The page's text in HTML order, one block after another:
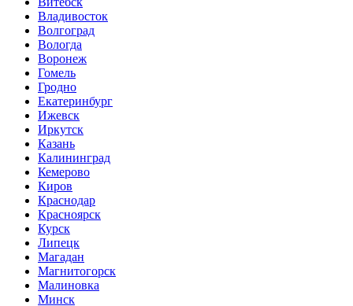
Владивосток
Волгоград
Вологда
Воронеж
Гомель
Гродно
Екатеринбург
Ижевск
Иркутск
Казань
Калининград
Кемерово
Киров
Краснодар
Красноярск
Курск
Липецк
Магадан
Магнитогорск
Малиновка
Минск